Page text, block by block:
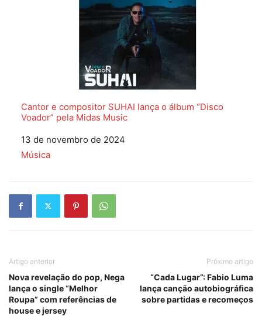
Cantor e compositor SUHAI lança o álbum “Disco
Voador” pela Midas Music
Data
13 de novembro de 2024
Em relação a
Música
Artigo anterior
Nova revelação do pop, Nega
lança o single “Melhor
Roupa” com referências de
house e jersey
Próximo artigo
“Cada Lugar”: Fabio Luma
lança canção autobiográfica
sobre partidas e recomeços